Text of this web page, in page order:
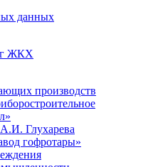
данных
производств
Глухарева
гофротары»